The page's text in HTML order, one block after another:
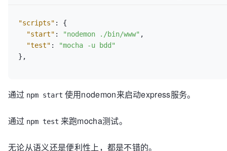
"scripts" :
{
"start" : "nodemon ./bin/www" ,
"test" :
"mocha -u bdd"
} ,
通过 npm start 使用nodemon来启动express服务。
通过 npm test 来跑mocha测试。
无论从语义还是便利性上，都是不错的。